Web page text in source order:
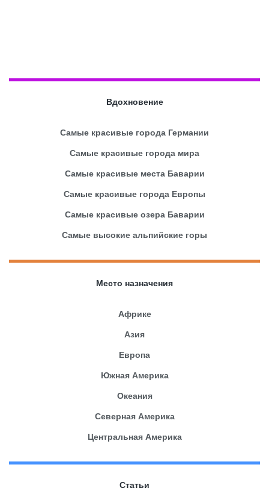
Вдохновение
Самые красивые города Германии
Самые красивые города мира
Самые красивые места Баварии
Самые красивые города Европы
Самые красивые озера Баварии
Самые высокие альпийские горы
Место назначения
Африке
Азия
Европа
Южная Америка
Океания
Северная Америка
Центральная Америка
Статьи